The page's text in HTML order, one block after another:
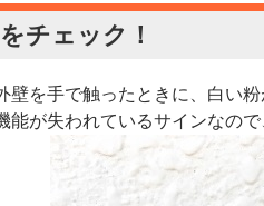
チェック！
壁を手で触ったときに、白い
能が失われているサインなので